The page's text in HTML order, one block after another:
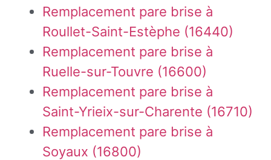
Remplacement pare brise à
Roullet-Saint-Estèphe (16440)
Remplacement pare brise à
Ruelle-sur-Touvre (16600)
Remplacement pare brise à
Saint-Yrieix-sur-Charente (16710)
Remplacement pare brise à
Soyaux (16800)